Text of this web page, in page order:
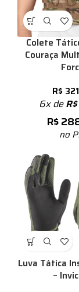
Colete
Couraça
R$
6x deR$
R$
no
Luva Tática
–